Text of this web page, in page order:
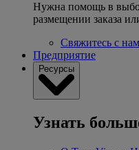
Нужна помощь в
размещении заказа
Свяжитесь с
Предприятие
Ресурсы
Узнать